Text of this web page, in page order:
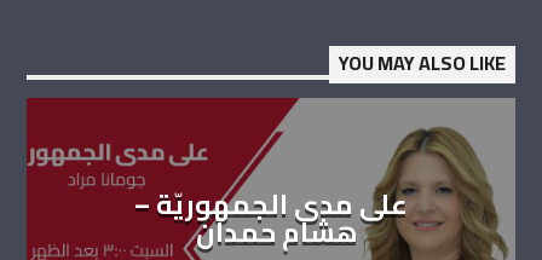
YOU MAY ALSO LIKE
على مدى الجمهوريّة –
هشام حمدان